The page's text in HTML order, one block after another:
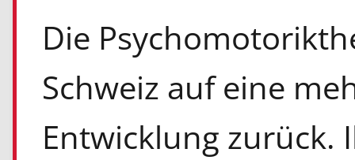
Die
Schweiz auf eine
Entwicklung zurück.